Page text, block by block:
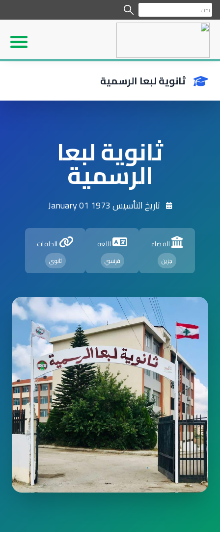
ثانوية لبعا الرسمية
ثانوية لبعا
الرسمية
تاريخ التأسيس 1973 January 01
القضاء
جزين
اللغة
فرنسي
الحلقات
ثانوي